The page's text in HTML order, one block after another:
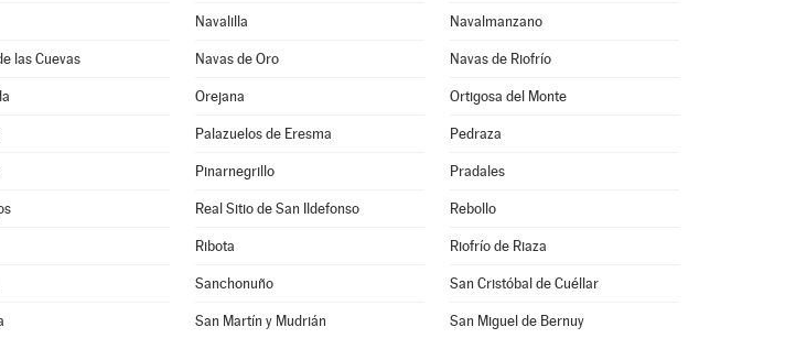
Navalilla Navalmanzano
las Cuevas Navas de Oro Navas de Riofrío
Orejana Ortigosa del Monte
Palazuelos de Eresma Pedraza
Pinarnegrillo Pradales
Real Sitio de San Ildefonso Rebollo
Ribota Riofrío de Riaza
Sanchonuño San Cristóbal de Cuéllar
San Martín y Mudrián San Miguel de Bernuy